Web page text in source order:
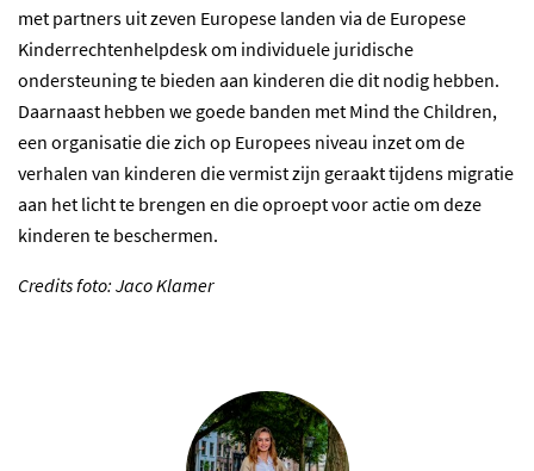
met partners uit zeven Europese landen via de Europese
Kinderrechtenhelpdesk om individuele juridische
ondersteuning te bieden aan kinderen die dit nodig hebben.
Daarnaast hebben we goede banden met Mind the Children,
een organisatie die zich op Europees niveau inzet om de
verhalen van kinderen die vermist zijn geraakt tijdens migratie
aan het licht te brengen en die oproept voor actie om deze
kinderen te beschermen.
Credits foto: Jaco Klamer